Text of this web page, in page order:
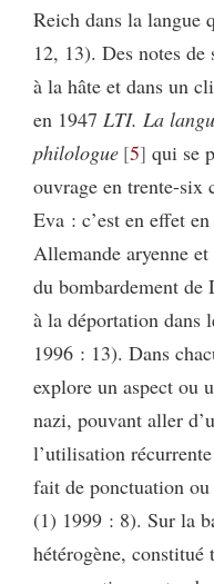
Reich dans la langue
12, 13). Des notes
à la hâte et dans un
en 1947 LTI. La
philologue 5 qui se
ouvrage en trente-six
Eva : c’est en effet
Allemande aryenne
du bombardement de
à la déportation dans
1996 : 13). Dans
explore un aspect ou
nazi, pouvant aller
l’utilisation
fait de ponctuation
(1) 1999 : 8). Sur la
hétérogène, constitué